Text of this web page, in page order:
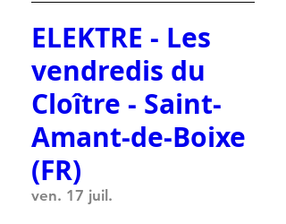
ELEKTRE - Les
vendredis du
Cloître - Saint-
Amant-de-Boixe
(FR)
ven. 17 juil.